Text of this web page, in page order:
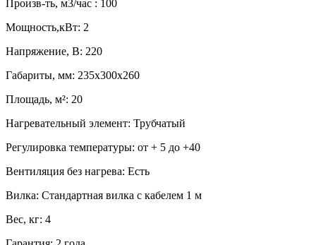
Произв-ть, м3/час : 100
Мощность,кВт: 2
Напряжение, В: 220
Габариты, мм: 235х300х260
Площадь, м²: 20
Нагревательный элемент: Трубчатый
Регулировка температуры: от + 5 до +40
Вентиляция без нагрева: Есть
Вилка: Стандартная вилка с кабелем 1 м
Вес, кг: 4